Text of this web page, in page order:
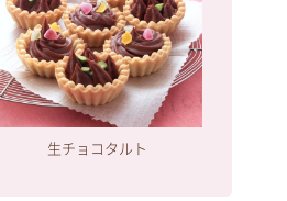
生チョコタルト